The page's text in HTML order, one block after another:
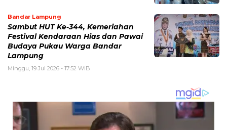
Bandar Lampung
Sambut HUT Ke-344, Kemeriahan
Festival Kendaraan Hias dan Pawai
Budaya Pukau Warga Bandar
Lampung
Minggu, 19 Jul 2026 - 17:52 WIB